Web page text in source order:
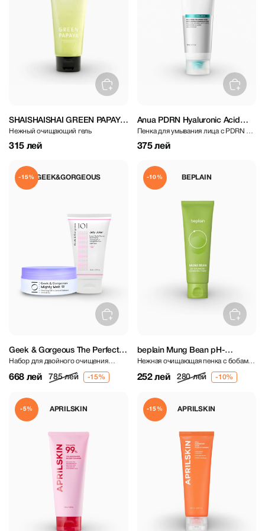
SHAISHAISHAI GREEN PAPAYA
pH Balanced Cleanser 150 ml
Нежный очищающий гель
315 лей
Anua PDRN Hyaluronic Acid
Moisturizing Cleansing Foam
150 ml
Пенка для умывания лица с PDRN и
гиалуроновой кислотой
375 лей
GEEK&GORGEOUS
-15%
Geek & Gorgeous The Perfect
Duo (Jelly Joker & Mighty Melt)
Набор для двойного очищения
(подходит для всех типов кожи)
668 лей 785 лей
BEPLAIN
-10%
beplain Mung Bean pH-
Balanced Cleansing Foam 80 ml
Нежная очищающая пенка с бобами
мунг и сбалансированным pH
252 лей 280 лей
APRILSKIN
-5% APRILSKIN
-15%